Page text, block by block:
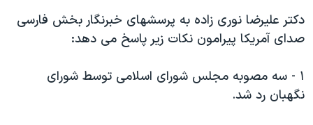
صفحه
اصلی
جهش
جستجو
جهان
ورزشی
ویژه برنامه‌ها
صفحه‌های ویژه
جام جهانی ۲۰۲۶
۲۵۰سالگی آمریکا
فرکانس‌های صدای آمریکا
یادگیری زبان انگلیسی
دکتر عليرضا نوری زاده به پرسشهای خبرنگار بخش فارسی
صدای آمريکا پيرامون نکات زير پاسخ می دهد:
۱ - سه مصوبه مجلس شورای اسلامی توسط شورای
نگهبان رد شد.